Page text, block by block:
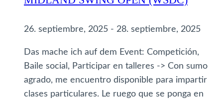
26. septiembre, 2025 - 28. septiembre, 2025
Das mache ich auf dem Event: Competición,
Baile social, Participar en talleres -> Con sumo
agrado, me encuentro disponible para impartir
clases particulares. Le ruego que se ponga en